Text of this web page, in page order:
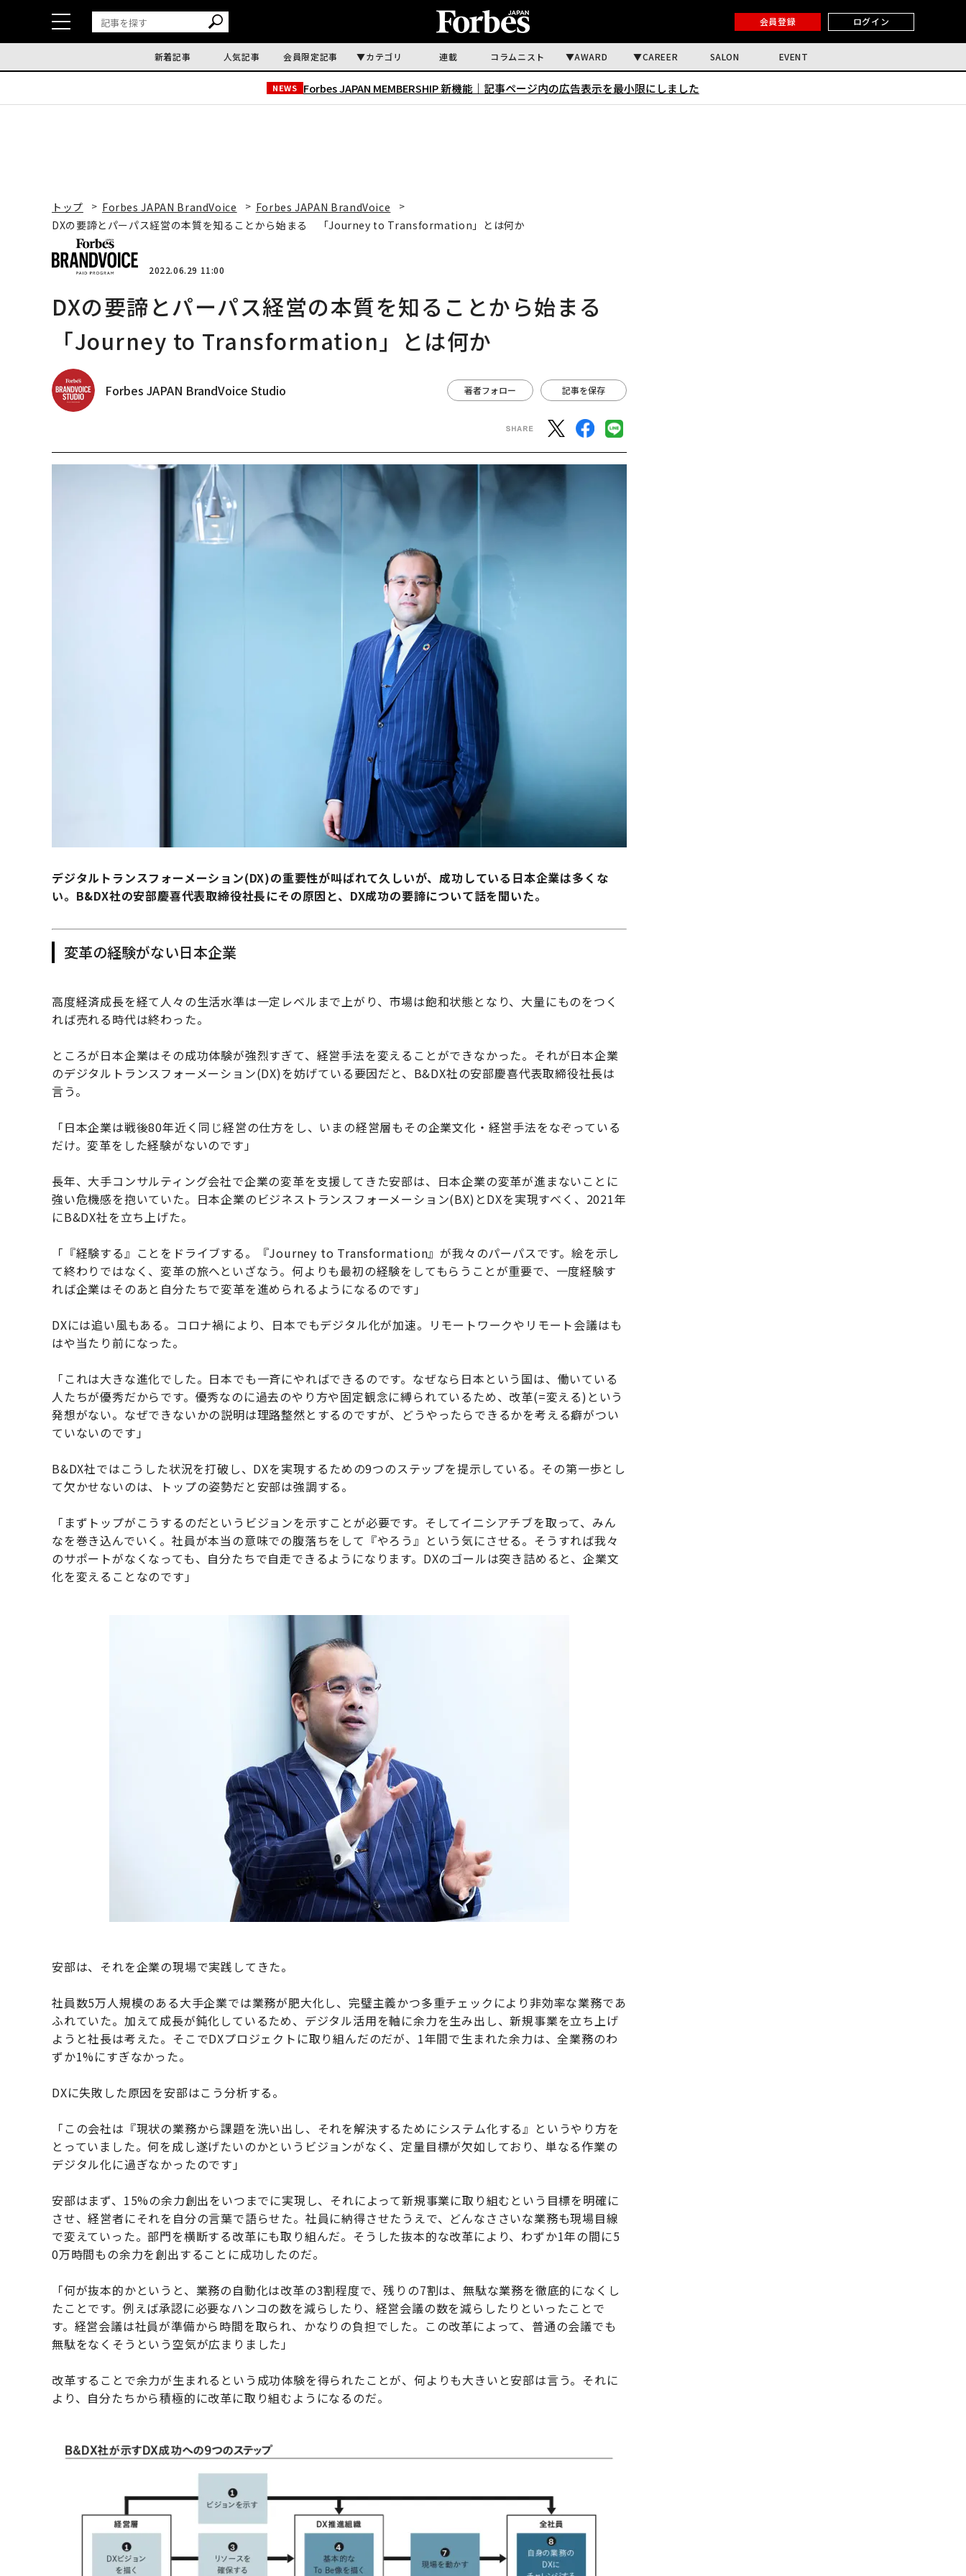
会員登録 ログイン
新着記事 人気記事 会員限定記事 カテゴリ 連載 コラムニスト AWARD CAREER SALON EVENT
NEWS Forbes JAPAN MEMBERSHIP 新機能｜ 記事ページ内の広告表示を最小限にしました
トップ Forbes JAPAN BrandVoice
Forbes JAPAN BrandVoice
DXの要諦とパーパス経営の本質を知ることから始まる 「Journey to Transformation」とは何か
2022.06.29 11:00
DXの要諦とパーパス経営の本質を知ることから始まる
「Journey to Transformation」とは何か
Forbes JAPAN BrandVoice Studio 著者フォロー 記事を保存
デジタルトランスフォーメーション(DX)の重要性が叫ばれて久しいが、成功している日本企業は多くな
い。B&DX社の安部慶喜代表取締役社長にその原因と、DX成功の要諦について話を聞いた。
変革の経験がない日本企業
高度経済成長を経て人々の生活水準は一定レベルまで上がり、市場は飽和状態となり、大量にものをつく
れば売れる時代は終わった。
ところが日本企業はその成功体験が強烈すぎて、経営手法を変えることができなかった。それが日本企業
のデジタルトランスフォーメーション(DX)を妨げている要因だと、B&DX社の安部慶喜代表取締役社長は
言う。
「日本企業は戦後80年近く同じ経営の仕方をし、いまの経営層もその企業文化・経営手法をなぞっている
だけ。変革をした経験がないのです」
長年、大手コンサルティング会社で企業の変革を支援してきた安部は、日本企業の変革が進まないことに
強い危機感を抱いていた。日本企業のビジネストランスフォーメーション(BX)とDXを実現すべく、2021年
にB&DX社を立ち上げた。
「『経験する』ことをドライブする。『Journey to Transformation』が我々のパーパスです。絵を示し
て終わりではなく、変革の旅へといざなう。何よりも最初の経験をしてもらうことが重要で、一度経験す
れば企業はそのあと自分たちで変革を進められるようになるのです」
DXには追い風もある。コロナ禍により、日本でもデジタル化が加速。リモートワークやリモート会議はも
はや当たり前になった。
「これは大きな進化でした。日本でも一斉にやればできるのです。なぜなら日本という国は、働いている
人たちが優秀だからです。優秀なのに過去のやり方や固定観念に縛られているため、改革(=変える)という
発想がない。なぜできないかの説明は理路整然とするのですが、どうやったらできるかを考える癖がつい
ていないのです」
B&DX社ではこうした状況を打破し、DXを実現するための9つのステップを提示している。その第一歩とし
て欠かせないのは、トップの姿勢だと安部は強調する。
「まずトップがこうするのだというビジョンを示すことが必要です。そしてイニシアチブを取って、みん
なを巻き込んでいく。社員が本当の意味での腹落ちをして『やろう』という気にさせる。そうすれば我々
のサポートがなくなっても、自分たちで自走できるようになります。DXのゴールは突き詰めると、企業文
化を変えることなのです」
安部は、それを企業の現場で実践してきた。
社員数5万人規模のある大手企業では業務が肥大化し、完璧主義かつ多重チェックにより非効率な業務であ
ふれていた。加えて成長が鈍化しているため、デジタル活用を軸に余力を生み出し、新規事業を立ち上げ
ようと社長は考えた。そこでDXプロジェクトに取り組んだのだが、1年間で生まれた余力は、全業務のわ
ずか1%にすぎなかった。
DXに失敗した原因を安部はこう分析する。
「この会社は『現状の業務から課題を洗い出し、それを解決するためにシステム化する』というやり方を
とっていました。何を成し遂げたいのかというビジョンがなく、定量目標が欠如しており、単なる作業の
デジタル化に過ぎなかったのです」
安部はまず、15%の余力創出をいつまでに実現し、それによって新規事業に取り組むという目標を明確に
させ、経営者にそれを自分の言葉で語らせた。社員に納得させたうえで、どんなささいな業務も現場目線
で変えていった。部門を横断する改革にも取り組んだ。そうした抜本的な改革により、わずか1年の間に5
0万時間もの余力を創出することに成功したのだ。
「何が抜本的かというと、業務の自動化は改革の3割程度で、残りの7割は、無駄な業務を徹底的になくし
たことです。例えば承認に必要なハンコの数を減らしたり、経営会議の数を減らしたりといったことで
す。経営会議は社員が準備から時間を取られ、かなりの負担でした。この改革によって、普通の会議でも
無駄をなくそうという空気が広まりました」
改革することで余力が生まれるという成功体験を得られたことが、何よりも大きいと安部は言う。それに
より、自分たちから積極的に改革に取り組むようになるのだ。